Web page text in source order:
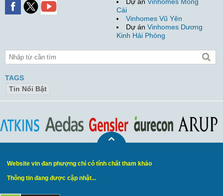
Dự án Vinhomes Móng
Cái
Vinhomes Vũ Yên
Dự án Vinhomes Dương
Kinh Hải Phòng
TAGS
Tin Nổi Bật
Website vin đan phượng chỉ có tính chất tham khảo
Thông tin đang được cập nhật...